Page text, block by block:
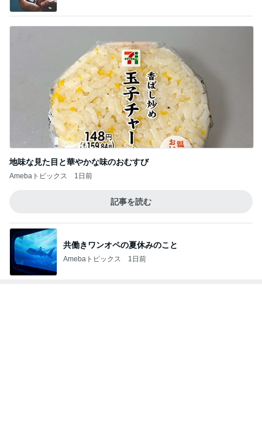
地味な見た目と華やかな味のおむすび
Amebaトピックス 1日前
記事を読む
共働きワンオペの夏休みのこと
Amebaトピックス 1日前